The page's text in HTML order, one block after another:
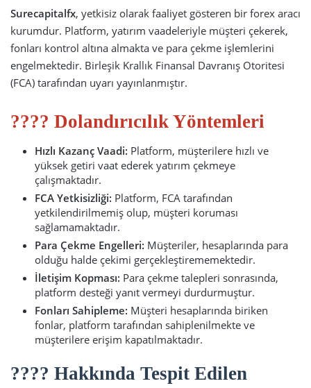
Surecapitalfx, yetkisiz olarak faaliyet gösteren bir forex aracı
kurumdur. Platform, yatırım vaadeleriyle müşteri çekerek,
fonları kontrol altına almakta ve para çekme işlemlerini
engelmektedir. Birleşik Krallık Finansal Davranış Otoritesi
(FCA) tarafından uyarı yayınlanmıştır.
???? Dolandırıcılık Yöntemleri
Hızlı Kazanç Vaadi: Platform, müşterilere hızlı ve
yüksek getiri vaat ederek yatırım çekmeye
çalışmaktadır.
FCA Yetkisizliği: Platform, FCA tarafından
yetkilendirilmemiş olup, müşteri koruması
sağlamamaktadır.
Para Çekme Engelleri: Müşteriler, hesaplarında para
olduğu halde çekimi gerçekleştirememektedir.
İletişim Kopması: Para çekme talepleri sonrasında,
platform desteği yanıt vermeyi durdurmuştur.
Fonları Sahipleme: Müşteri hesaplarında biriken
fonlar, platform tarafından sahiplenilmekte ve
müşterilere erişim kapatılmaktadır.
???? Hakkında Tespit Edilen